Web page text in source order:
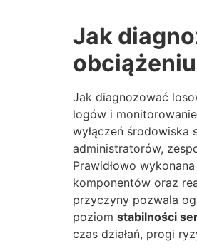
Jak
obciążeniu
Jak diagnozować
logów i
wyłączeń
administratorów,
Prawidłowo
komponentów oraz
przyczyny pozwala
poziom stabilności
czas działań, progi